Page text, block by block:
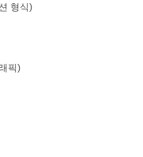
형식)
픽)